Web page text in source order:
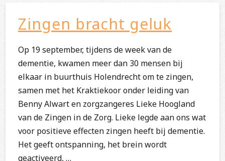
Zingen bracht geluk
Op 19 september, tijdens de week van de
dementie, kwamen meer dan 30 mensen bij
elkaar in buurthuis Holendrecht om te zingen,
samen met het Kraktiekoor onder leiding van
Benny Alwart en zorgzangeres Lieke Hoogland
van de Zingen in de Zorg. Lieke legde aan ons wat
voor positieve effecten zingen heeft bij dementie.
Het geeft ontspanning, het brein wordt
geactiveerd, …